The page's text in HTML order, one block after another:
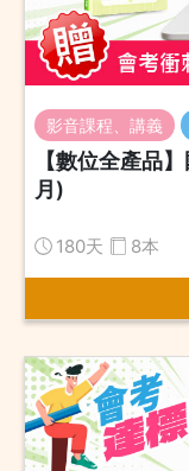
影音課程、講義
【數位全產品
月)
180天 8本